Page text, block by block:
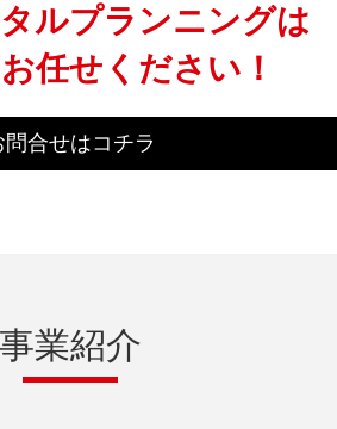
ルプランニングは
任せください！
問合せはコチラ
事業紹介